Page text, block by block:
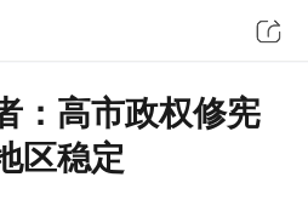
：高市政权修宪
区稳定